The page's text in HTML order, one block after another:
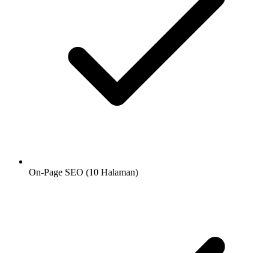
On-Page SEO (10 Halaman)